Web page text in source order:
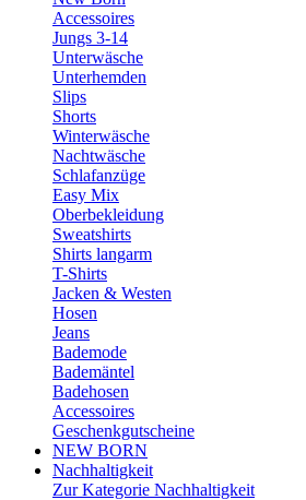
Accessoires
Jungs 3-14
Unterwäsche
Unterhemden
Slips
Shorts
Winterwäsche
Nachtwäsche
Schlafanzüge
Easy Mix
Oberbekleidung
Sweatshirts
Shirts langarm
T-Shirts
Jacken & Westen
Hosen
Jeans
Bademode
Bademäntel
Badehosen
Accessoires
Geschenkgutscheine
NEW BORN
Nachhaltigkeit
Zur Kategorie Nachhaltigkeit